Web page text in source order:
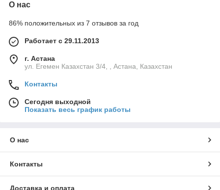
О нас
86% положительных из 7 отзывов за год
Работает с 29.11.2013
г. Астана
ул. Егемен Казахстан 3/4, , Астана, Казахстан
Контакты
Сегодня выходной
Показать весь график работы
О нас
Контакты
Доставка и оплата